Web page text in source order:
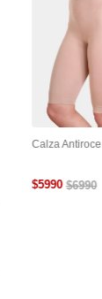
Calza Antiroce
$5990 $6990